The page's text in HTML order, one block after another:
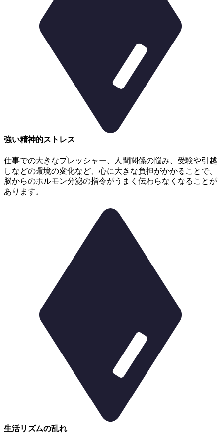
強い精神的ストレス
仕事での大きなプレッシャー、人間関係の悩み、受験や引越
しなどの環境の変化など、 心に大きな負担がかかることで、
脳からのホルモン分泌の指令がうまく伝わらなくなることが
あります。
生活リズムの乱れ